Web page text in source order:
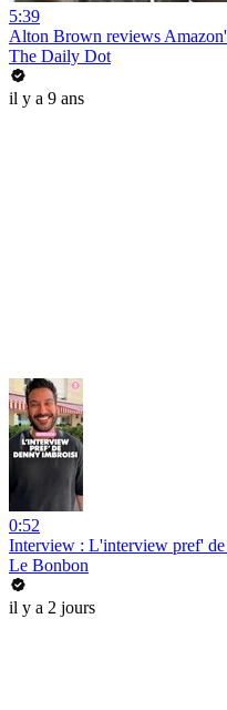
5:39
Alton Brown reviews
The Daily Dot
il y a 9 ans
0:52
Interview : L'interview pref'
Le Bonbon
il y a 2 jours